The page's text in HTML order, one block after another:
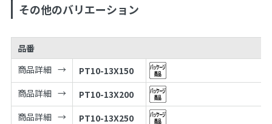
その他のバリエーション
品番
商品詳細
PT10-13X150
商品詳細
PT10-13X200
商品詳細
PT10-13X250